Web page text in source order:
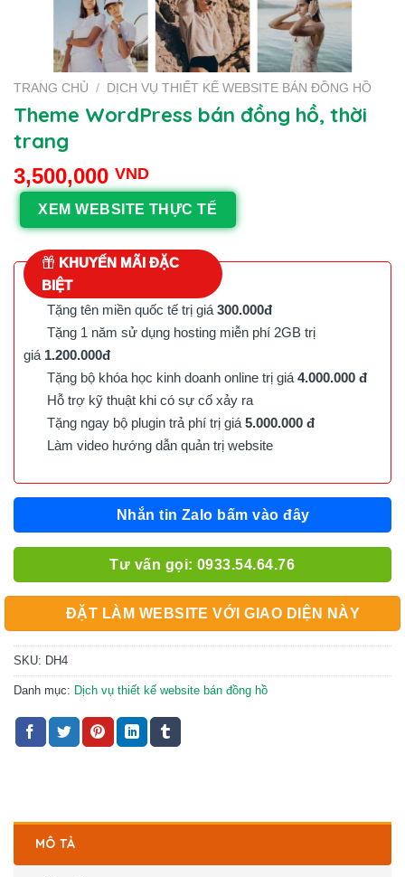
TRANG CHỦ / DỊCH VỤ THIẾT KẾ WEBSITE BÁN ĐỒNG HỒ
Theme WordPress bán đồng hồ, thời
trang
3,500,000 VND
XEM WEBSITE THỰC TẾ
KHUYẾN MÃI ĐẶC
BIỆT
Tặng tên miền quốc tế trị giá 300.000đ
Tặng 1 năm sử dụng hosting miễn phí 2GB trị
giá 1.200.000đ
Tặng bộ khóa học kinh doanh online trị giá 4.000.000 đ
Hỗ trợ kỹ thuật khi có sự cố xảy ra
Tặng ngay bộ plugin trả phí trị giá 5.000.000 đ
Làm video hướng dẫn quản trị website
Nhắn tin Zalo bấm vào đây
Tư vấn gọi: 0933.54.64.76
ĐẶT LÀM WEBSITE VỚI GIAO DIỆN NÀY
SKU: DH4
Danh mục: Dịch vụ thiết kế website bán đồng hồ
MÔ TẢ